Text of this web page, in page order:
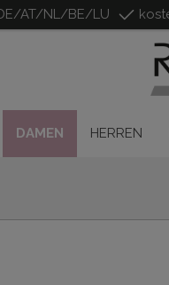
AT/NL/BE/LU
DAMEN HERREN